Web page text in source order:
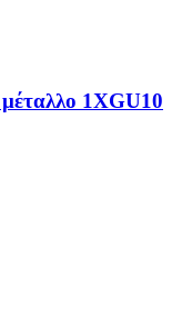
1XGU10